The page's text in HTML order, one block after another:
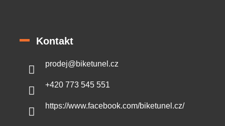
Kontakt
prodej@biketunel.cz
+420 773 545 551
https://www.facebook.com/biketunel.cz/